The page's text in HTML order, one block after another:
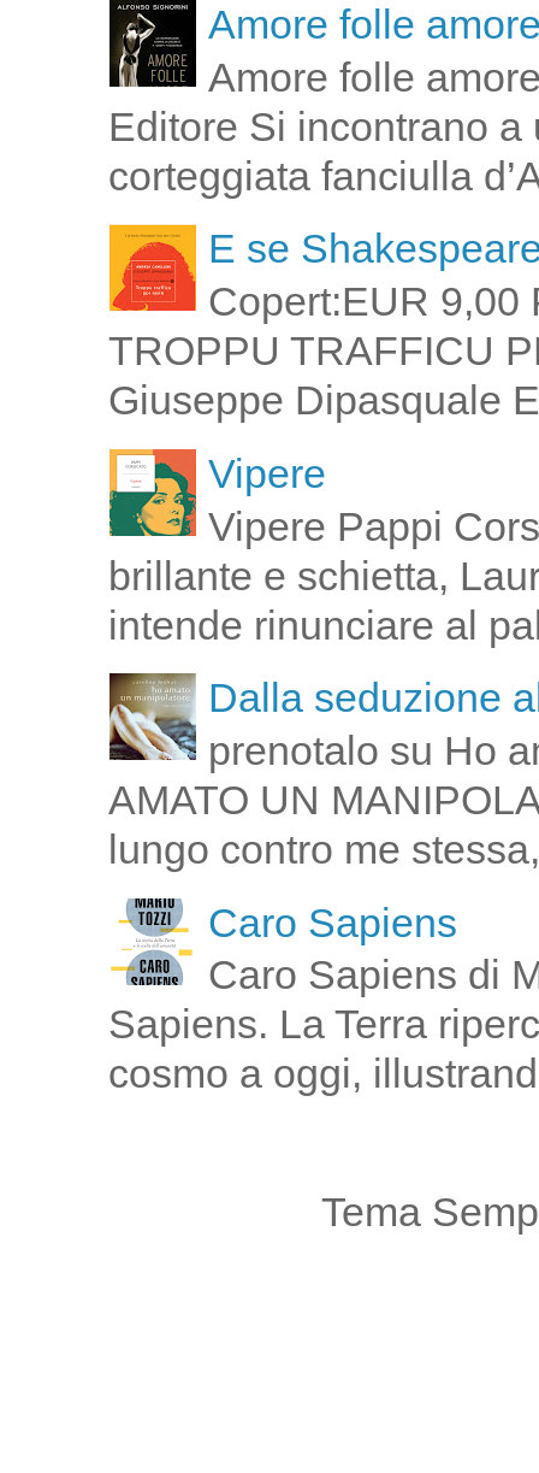
Amore folle
Amore folle
Editore Si incontrano
corteggiata fanciulla
E se
Copert:EUR 9,00
TROPPU TRAFFICU
Giuseppe Dipasquale
Vipere
Vipere Pappi
brillante e schietta,
intende rinunciare al
Dalla seduzione
prenotalo su Ho
AMATO UN
lungo contro me
Caro Sapiens
Caro Sapiens di
Sapiens. La Terra
cosmo a oggi,
Tema